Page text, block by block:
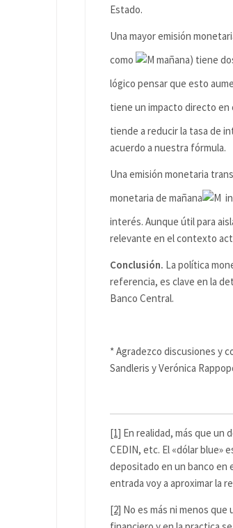
Estado.
Una mayor emisión
como
mañana) tiene
lógico pensar que esto
tiene un impacto directo en
tiende a reducir la tasa de
acuerdo a nuestra fórmula.
Una emisión monetaria
monetaria de mañana
interés. Aunque útil para
relevante en el contexto
Conclusión. La política
referencia, es clave en la
Banco Central.
* Agradezco discusiones y
Sandleris y Verónica
[1] En realidad, más que un
CEDIN, etc. El «dólar blue»
depositado en un banco en
entrada voy a aproximar la
[2] No es más ni menos